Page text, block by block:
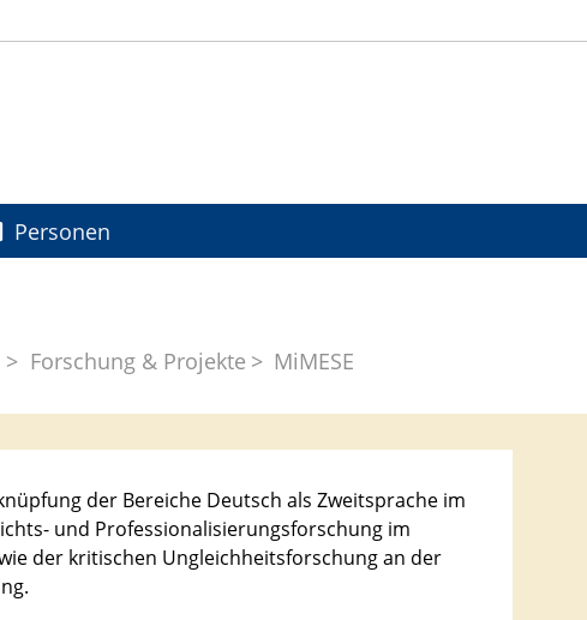
Personen
Forschung & Projekte MiMESE
der Bereiche Deutsch als Zweitsprache im
und Professionalisierungsforschung im
der kritischen Ungleichheitsforschung an der